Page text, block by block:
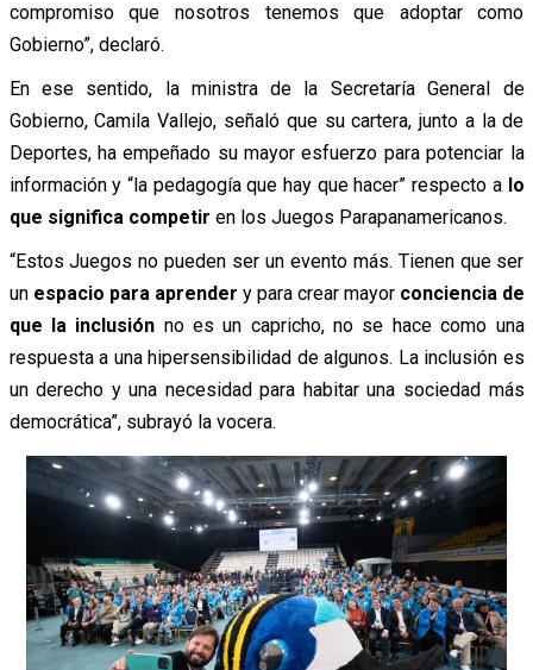
compromiso que nosotros tenemos que adoptar como
Gobierno”, declaró.
En ese sentido, la ministra de la Secretaría General de
Gobierno, Camila Vallejo, señaló que su cartera, junto a la de
Deportes, ha empeñado su mayor esfuerzo para potenciar la
información y “la pedagogía que hay que hacer” respecto a lo
que significa competir en los Juegos Parapanamericanos.
“Estos Juegos no pueden ser un evento más. Tienen que ser
un espacio para aprender y para crear mayor conciencia de
que la inclusión no es un capricho, no se hace como una
respuesta a una hipersensibilidad de algunos. La inclusión es
un derecho y una necesidad para habitar una sociedad más
democrática”, subrayó la vocera.